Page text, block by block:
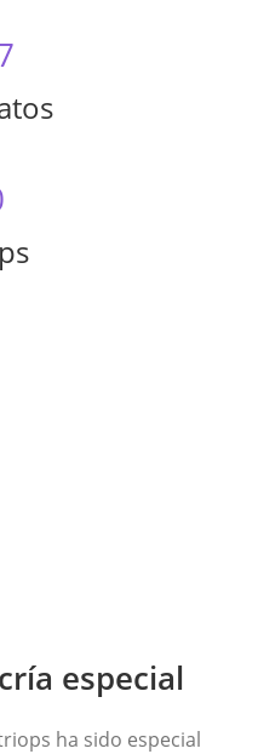
especial
ha sido especial